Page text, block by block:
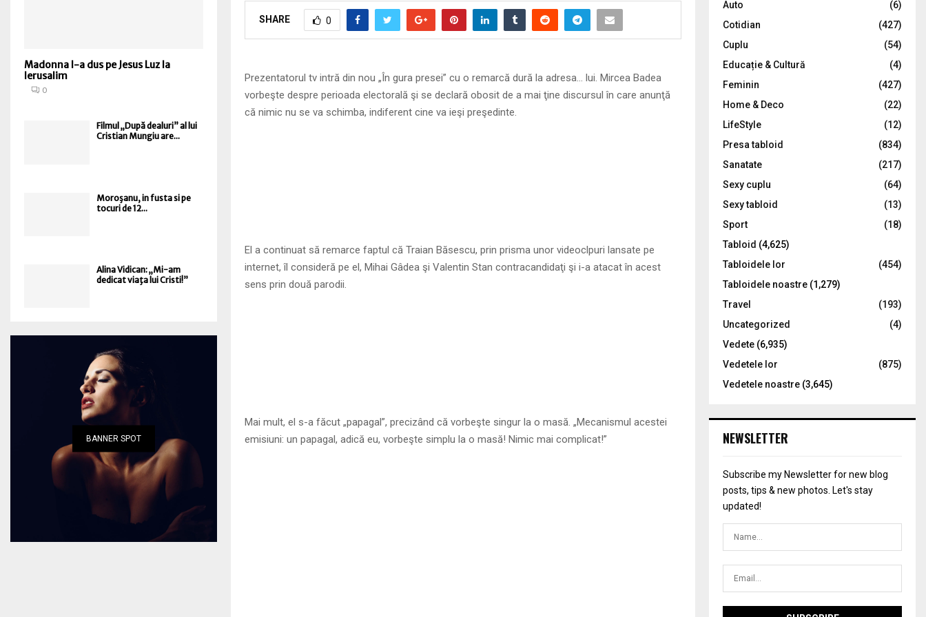
SHARE 0
Prezentatorul tv intră din nou „În gura presei” cu o remarcă dură la adresa… lui. Mircea Badea
vorbeşte despre perioada electorală şi se declară obosit de a mai ţine discursul în care anunţă
că nimic nu se va schimba, indiferent cine va ieşi preşedinte.
El a continuat să remarce faptul că Traian Băsescu, prin prisma unor videoclpuri lansate pe
internet, îl consideră pe el, Mihai Gâdea şi Valentin Stan contracandidaţi şi i-a atacat în acest
sens prin două parodii.
Mai mult, el s-a făcut „papagal”, precizând că vorbeşte singur la o masă. „Mecanismul acestei
emisiuni: un papagal, adică eu, vorbeşte simplu la o masă! Nimic mai complicat!”
Madonna l-a dus pe Jesus Luz la
Ierusalim
0
Filmul „După dealuri” al lui
Cristian Mungiu are...
Moroşanu, in fusta si pe
tocuri de 12...
Alina Vidican: „Mi-am
dedicat viaţa lui Cristi!”
BANNER SPOT
:
C
Auto
(6)
Cotidian
(427)
Cuplu
(54)
Educație & Cultură
(4)
Feminin
(427)
Home & Deco
(22)
LifeStyle
(12)
Presa tabloid
(834)
Sanatate
(217)
Sexy cuplu
(64)
Sexy tabloid
(13)
Sport
(18)
Tabloid (4,625)
Tabloidele lor
(454)
Tabloidele noastre (1,279)
Travel
(193)
Uncategorized
(4)
Vedete (6,935)
Vedetele lor
(875)
Vedetele noastre (3,645)
NEWSLETTER
Subscribe my Newsletter for new blog
posts, tips & new photos. Let's stay
updated!